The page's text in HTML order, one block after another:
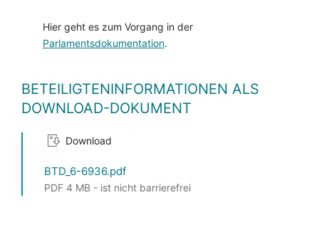
Hier geht es zum Vorgang in der
Parlamentsdokumentation.
BETEILIGTENINFORMATIONEN ALS
DOWNLOAD-DOKUMENT
Download
BTD_6-6936.pdf
PDF 4 MB - ist nicht barrierefrei